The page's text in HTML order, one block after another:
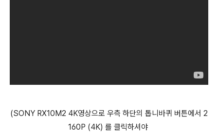
(SONY RX10M2 4K영상으로 우측 하단의 톱니바퀴 버튼에서 2
160P (4K) 를 클릭하셔야